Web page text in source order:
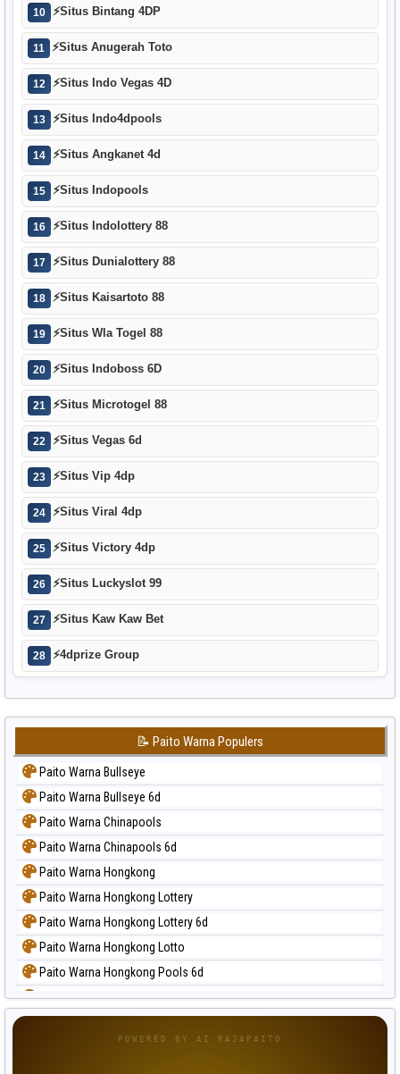
10 ⚡Situs Bintang 4DP
11 ⚡Situs Anugerah Toto
12 ⚡Situs Indo Vegas 4D
13 ⚡Situs Indo4dpools
14 ⚡Situs Angkanet 4d
15 ⚡Situs Indopools
16 ⚡Situs Indolottery 88
17 ⚡Situs Dunialottery 88
18 ⚡Situs Kaisartoto 88
19 ⚡Situs Wla Togel 88
20 ⚡Situs Indoboss 6D
21 ⚡Situs Microtogel 88
22 ⚡Situs Vegas 6d
23 ⚡Situs Vip 4dp
24 ⚡Situs Viral 4dp
25 ⚡Situs Victory 4dp
26 ⚡Situs Luckyslot 99
27 ⚡Situs Kaw Kaw Bet
28 ⚡4dprize Group
📝 Paito Warna Populers
Paito Warna Bullseye
Paito Warna Bullseye 6d
Paito Warna Chinapools
Paito Warna Chinapools 6d
Paito Warna Hongkong
Paito Warna Hongkong Lottery
Paito Warna Hongkong Lottery 6d
Paito Warna Hongkong Lotto
Paito Warna Hongkong Pools 6d
Paito Warna Japan
POWERED BY AI RAJAPAITO